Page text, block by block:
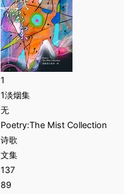
1
1淡烟集
无
Poetry:The Mist Collection
诗歌
文集
137
89